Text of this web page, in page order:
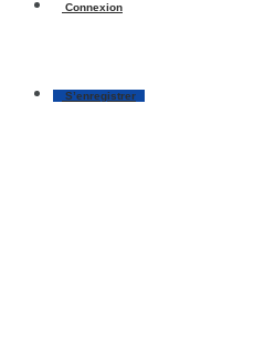
Connexion
S’enregistrer